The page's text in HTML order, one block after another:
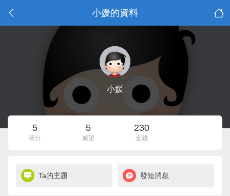
小媛的資料
小媛
5
積分
5
威望
230
金錢
Ta的主題 發短消息